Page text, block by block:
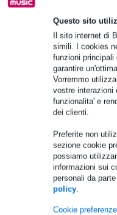
Questo sito
Il sito internet di
simili. I cookies
funzioni principali
garantire
Vorremmo
vostre interazioni
funzionalita' e
dei clienti.
Preferite non
sezione cookie
possiamo
informazioni sui
personali da
policy.
Cookie preferenze
Prezzo
D&R
8 canali